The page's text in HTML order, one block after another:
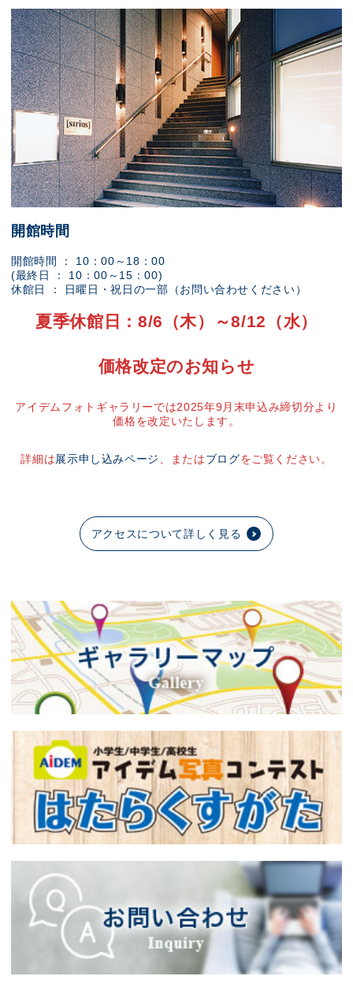
開館時間
開館時間 ： 10：00～18：00
(最終日 ： 10：00～15：00)
休館日 ： 日曜日・祝日の一部（お問い合わせください）
夏季休館日：8/6（木）～8/12（水）
価格改定のお知らせ
アイデムフォトギャラリーでは2025年9月末申込み締切分より
価格を改定いたします。
詳細は展示申し込みページ 、またはブログをご覧ください。
アクセスについて詳しく見る